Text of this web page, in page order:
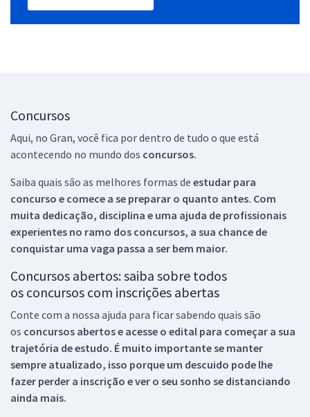
Concursos
Aqui, no Gran, você fica por dentro de tudo o que está
acontecendo no mundo dos concursos.
Saiba quais são as melhores formas de estudar para
concurso e comece a se preparar o quanto antes. Com
muita dedicação, disciplina e uma ajuda de profissionais
experientes no ramo dos concursos, a sua chance de
conquistar uma vaga passa a ser bem maior.
Concursos abertos: saiba sobre todos
os concursos com inscrições abertas
Conte com a nossa ajuda para ficar sabendo quais são
os concursos abertos e acesse o edital para começar a sua
trajetória de estudo. É muito importante se manter
sempre atualizado, isso porque um descuido pode lhe
fazer perder a inscrição e ver o seu sonho se distanciando
ainda mais.